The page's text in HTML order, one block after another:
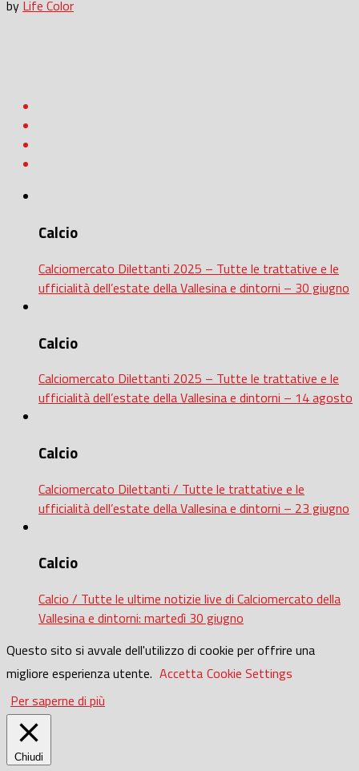
by Life Color
Calcio
Calciomercato Dilettanti 2025 – Tutte le trattative e le
ufficialità dell’estate della Vallesina e dintorni – 30 giugno
Calcio
Calciomercato Dilettanti 2025 – Tutte le trattative e le
ufficialità dell’estate della Vallesina e dintorni – 14 agosto
Calcio
Calciomercato Dilettanti / Tutte le trattative e le
ufficialità dell’estate della Vallesina e dintorni – 23 giugno
Calcio
Calcio / Tutte le ultime notizie live di Calciomercato della
Vallesina e dintorni: martedì 30 giugno
Questo sito si avvale dell'utilizzo di cookie per offrire una
migliore esperienza utente. Accetta Cookie Settings
Per saperne di più
Chiudi